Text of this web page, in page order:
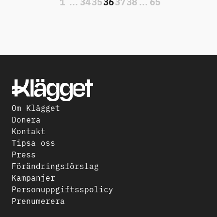
Om Klägget
Donera
Kontakt
Tipsa oss
Press
Förändringsförslag
Kampanjer
Personuppgiftsspolicy
Prenumerera